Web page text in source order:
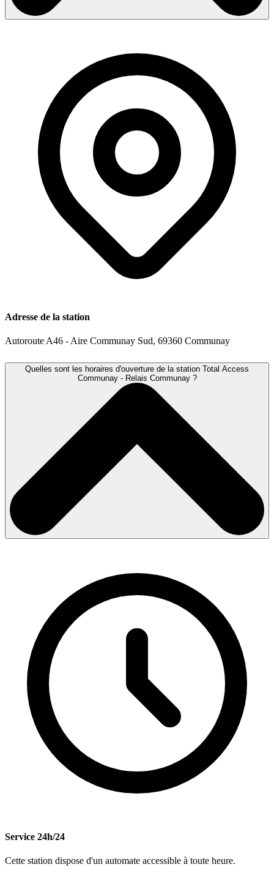
Adresse de la station
Autoroute A46 - Aire Communay Sud, 69360 Communay
Quelles sont les horaires d'ouverture de la station Total Access
Communay - Relais Communay ?
Service 24h/24
Cette station dispose d'un automate accessible à toute heure.